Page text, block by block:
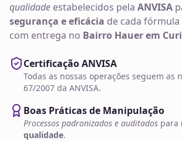
qualidade estabelecidos pela ANVISA
segurança e eficácia de cada
com entrega no Bairro Hauer em
Certificação ANVISA
Todas as nossas operações seguem as
67/2007 da ANVISA.
Boas Práticas de Manipulação
Processos padronizados e auditados para
qualidade.